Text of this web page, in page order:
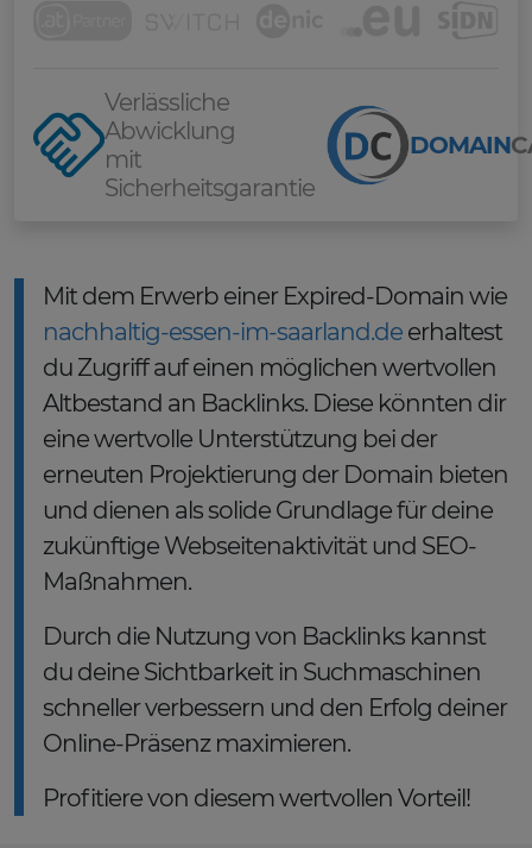
Mit dem Erwerb einer Expired-Domain wie
nachhaltig-essen-im-saarland.de erhaltest
du Zugriff auf einen möglichen wertvollen
Altbestand an Backlinks. Diese könnten dir
eine wertvolle Unterstützung bei der
erneuten Projektierung der Domain bieten
und dienen als solide Grundlage für deine
zukünftige Webseitenaktivität und SEO-
Maßnahmen.
Durch die Nutzung von Backlinks kannst
du deine Sichtbarkeit in Suchmaschinen
schneller verbessern und den Erfolg deiner
Online-Präsenz maximieren.
Profitiere von diesem wertvollen Vorteil!
Verlässliche
Abwicklung
mit
Sicherheitsgarantie
DOMAIN